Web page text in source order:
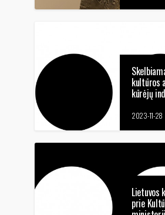
kultūros
kūrėjų
priėmimas
2023-11-28
Lietuvos
prie